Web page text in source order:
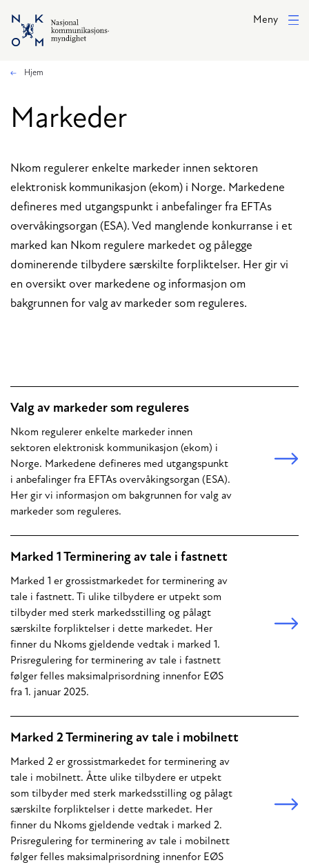
Hopp til hovedinnhold
Meny
Hjem
Markeder
Nkom regulerer enkelte markeder innen sektoren
elektronisk kommunikasjon (ekom) i Norge. Markedene
defineres med utgangspunkt i anbefalinger fra EFTAs
overvåkingsorgan (ESA). Ved manglende konkurranse i et
marked kan Nkom regulere markedet og pålegge
dominerende tilbydere særskilte forpliktelser. Her gir vi
en oversikt over markedene og informasjon om
bakgrunnen for valg av markeder som reguleres.
Valg av markeder som reguleres
Nkom regulerer enkelte markeder innen
sektoren elektronisk kommunikasjon (ekom) i
Norge. Markedene defineres med utgangspunkt
i anbefalinger fra EFTAs overvåkingsorgan (ESA).
Her gir vi informasjon om bakgrunnen for valg av
markeder som reguleres.
Marked 1 Terminering av tale i fastnett
Marked 1 er grossistmarkedet for terminering av
tale i fastnett. Ti ulike tilbydere er utpekt som
tilbyder med sterk markedsstilling og pålagt
særskilte forpliktelser i dette markedet. Her
finner du Nkoms gjeldende vedtak i marked 1.
Prisregulering for terminering av tale i fastnett
følger felles maksimalprisordning innenfor EØS
fra 1. januar 2025.
Marked 2 Terminering av tale i mobilnett
Marked 2 er grossistmarkedet for terminering av
tale i mobilnett. Åtte ulike tilbydere er utpekt
som tilbyder med sterk markedsstilling og pålagt
særskilte forpliktelser i dette markedet. Her
finner du Nkoms gjeldende vedtak i marked 2.
Prisregulering for terminering av tale i mobilnett
følger felles maksimalprisordning innenfor EØS